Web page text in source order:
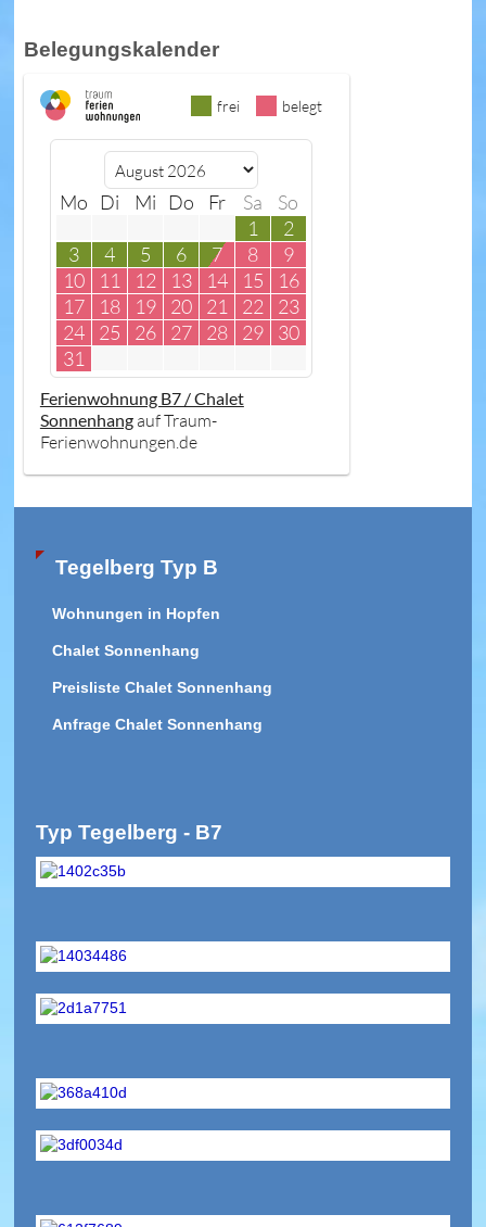
PFRONTEN
Wohnungen in Pfronten (Übersicht)
Belegungskalender
frei belegt
Mo Di Mi Do Fr Sa
So
1
2
3
4 5 6 7 8
9
10
11 12 13 14 15
16
17
18 19 20 21 22
23
24
25 26 27 28 29
30
31
Ferienwohnung B7 / Chalet
Sonnenhangauf Traum-
Ferienwohnungen.de
Tegelberg Typ B
Wohnungen in Hopfen
Chalet Sonnenhang
Preisliste Chalet Sonnenhang
Anfrage Chalet Sonnenhang
Typ Tegelberg - B7